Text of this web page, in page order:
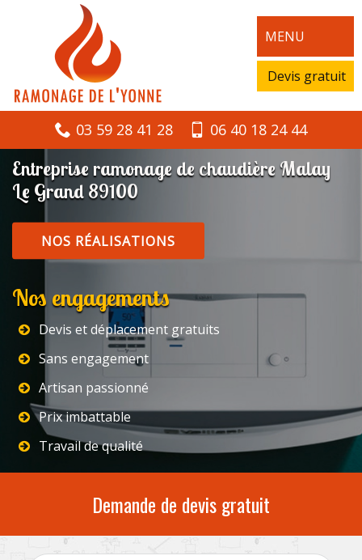
MENU
Devis gratuit
03 59 28 41 28 06 40 18 24 44
Entreprise ramonage de chaudière Malay
Le Grand 89100
NOS RÉALISATIONS
Nos engagements
Devis et déplacement gratuits
Sans engagement
Artisan passionné
Prix imbattable
Travail de qualité
Demande de devis gratuit